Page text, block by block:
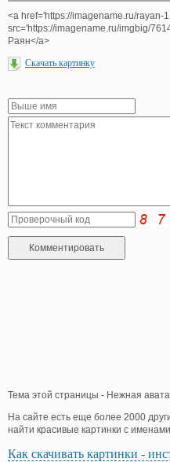
<a href='https://imagename.ru/rayan-
src='https://imagename.ru/imgbig/
Раян</a>
Скачать картинку
Тема этой страницы - Нежная
На сайте есть еще более 2000
найти красивые картинки с
Как скачивать картинки -